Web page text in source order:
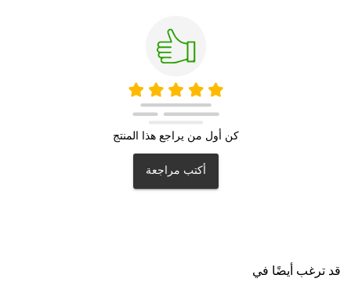
كن أول من يراجع هذا المنتج
أكتب مراجعة
قد ترغب أيضًا في